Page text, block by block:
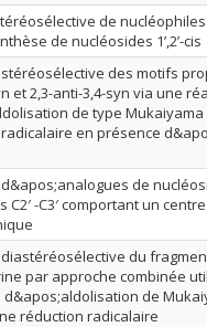
de
de nucléosides 1’,2’-cis
des motifs
et 2,3-anti-3,4-syn via une
de type Mukaiyama
en présence
de
C2′ -C3′ comportant un
du
par approche combinée
d&apos;aldolisation de
réduction radicalaire